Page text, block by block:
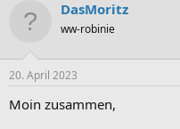
t
l
e
t
e
l
m
DasMoritz
ww-robinie
20. April 2023
Moin zusammen,